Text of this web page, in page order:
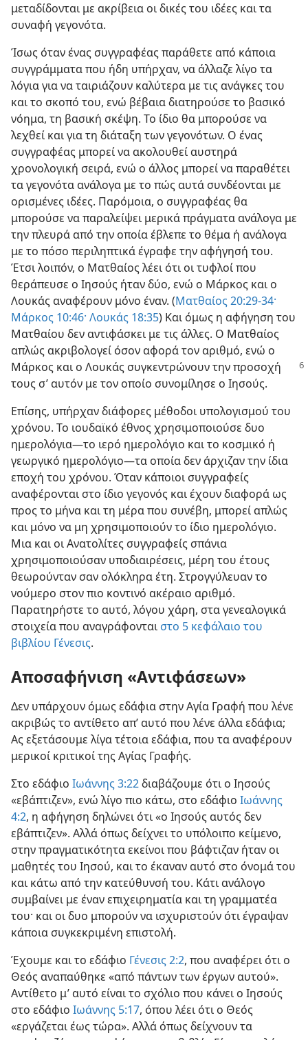
μεταδίδονται με ακρίβεια οι δικές του ιδέες και τα
συναφή γεγονότα.
Ίσως όταν ένας συγγραφέας παράθετε από κάποια
συγγράμματα που ήδη υπήρχαν, να άλλαζε λίγο τα
λόγια για να ταιριάζουν καλύτερα με τις ανάγκες του
και το σκοπό του, ενώ βέβαια διατηρούσε το βασικό
νόημα, τη βασική σκέψη. Το ίδιο θα μπορούσε να
λεχθεί και για τη διάταξη των γεγονότων. Ο ένας
συγγραφέας μπορεί να ακολουθεί αυστηρά
χρονολογική σειρά, ενώ ο άλλος μπορεί να παραθέτει
τα γεγονότα ανάλογα με το πώς αυτά συνδέονται με
ορισμένες ιδέες. Παρόμοια, ο συγγραφέας θα
μπορούσε να παραλείψει μερικά πράγματα ανάλογα με
την πλευρά από την οποία έβλεπε το θέμα ή ανάλογα
με το πόσο περιληπτικά έγραφε την αφήγησή του.
Έτσι λοιπόν, ο Ματθαίος λέει ότι οι τυφλοί που
θεράπευσε ο Ιησούς ήταν δύο, ενώ ο Μάρκος και ο
Λουκάς αναφέρουν μόνο έναν. (Ματθαίος 20:29-34·
Μάρκος 10:46· Λουκάς 18:35) Και όμως η αφήγηση του
Ματθαίου δεν αντιφάσκει με τις άλλες. Ο Ματθαίος
απλώς ακριβολογεί όσον αφορά τον αριθμό, ενώ ο
Μάρκος και ο Λουκάς συγκεντρώνουν την προσοχή
τους σ’ αυτόν με τον οποίο συνομίλησε ο Ιησούς.
Επίσης, υπήρχαν διάφορες μέθοδοι υπολογισμού του
χρόνου. Το ιουδαϊκό έθνος χρησιμοποιούσε δυο
ημερολόγια—το ιερό ημερολόγιο και το κοσμικό ή
γεωργικό ημερολόγιο—τα οποία δεν άρχιζαν την ίδια
εποχή του χρόνου. Όταν κάποιοι συγγραφείς
αναφέρονται στο ίδιο γεγονός και έχουν διαφορά ως
προς το μήνα και τη μέρα που συνέβη, μπορεί απλώς
και μόνο να μη χρησιμοποιούν το ίδιο ημερολόγιο.
Μια και οι Ανατολίτες συγγραφείς σπάνια
χρησιμοποιούσαν υποδιαιρέσεις, μέρη του έτους
θεωρούνταν σαν ολόκληρα έτη. Στρογγύλευαν το
νούμερο στον πιο κοντινό ακέραιο αριθμό.
Παρατηρήστε το αυτό, λόγου χάρη, στα γενεαλογικά
στοιχεία που αναγράφονται στο 5 κεφάλαιο του
βιβλίου Γένεσις.
Αποσαφήνιση «Αντιφάσεων»
Δεν υπάρχουν όμως εδάφια στην Αγία Γραφή που λένε
ακριβώς το αντίθετο απ’ αυτό που λένε άλλα εδάφια;
Ας εξετάσουμε λίγα τέτοια εδάφια, που τα αναφέρουν
μερικοί κριτικοί της Αγίας Γραφής.
Στο εδάφιο Ιωάννης 3:22διαβάζουμε ότι ο Ιησούς
«εβάπτιζεν», ενώ λίγο πιο κάτω, στο εδάφιο Ιωάννης
4:2, η αφήγηση δηλώνει ότι «ο Ιησούς αυτός δεν
εβάπτιζεν». Αλλά όπως δείχνει το υπόλοιπο κείμενο,
στην πραγματικότητα εκείνοι που βάφτιζαν ήταν οι
μαθητές του Ιησού, και το έκαναν αυτό στο όνομά του
και κάτω από την κατεύθυνσή του. Κάτι ανάλογο
συμβαίνει με έναν επιχειρηματία και τη γραμματέα
του· και οι δυο μπορούν να ισχυριστούν ότι έγραψαν
κάποια συγκεκριμένη επιστολή.
Έχουμε και το εδάφιο Γένεσις 2:2, που αναφέρει ότι ο
Θεός αναπαύθηκε «από πάντων των έργων αυτού».
Αντίθετο μ’ αυτό είναι το σχόλιο που κάνει ο Ιησούς
στο εδάφιο Ιωάννης 5:17, όπου λέει ότι ο Θεός
«εργάζεται έως τώρα». Αλλά όπως δείχνουν τα